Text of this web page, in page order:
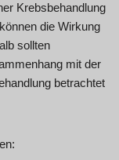
Krebsbehandlung
die Wirkung
sollten
mit der
betrachtet